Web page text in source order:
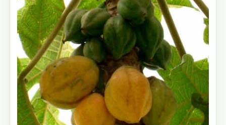
بیماری‌های شایع شامل سفیدک سطحی، پوسیدگی ریشه
ناشی از قارچ‌های خاک‌زاد و ویروس موزاییک پاپایا است.
تهویه مناسب، آبیاری منظم بدون غرقابی، ضدعفونی بستر
کشت و استفاده از نهال سالم برای پیشگیری حیاتی است.
برگ‌ها و میوه‌های شدیداً آلوده باید حذف و سوزانده شوند تا
منبع آلودگی کاهش یابد.